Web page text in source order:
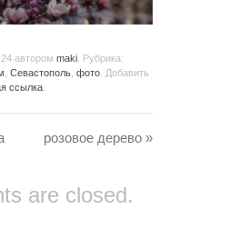
автором maki . Рубрика:
Севастополь фото . Добавить
ссылка
розовое дерево »
are closed.